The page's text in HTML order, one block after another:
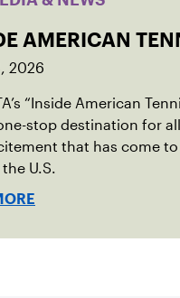
AMERICAN
2026
“Inside American
stop destination for
that has come
U.S.